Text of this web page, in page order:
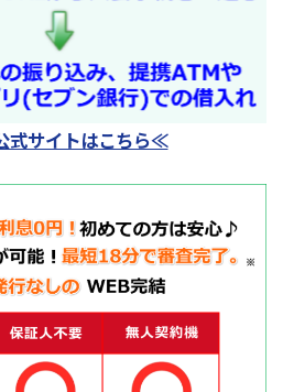
式サイトはこちら≪